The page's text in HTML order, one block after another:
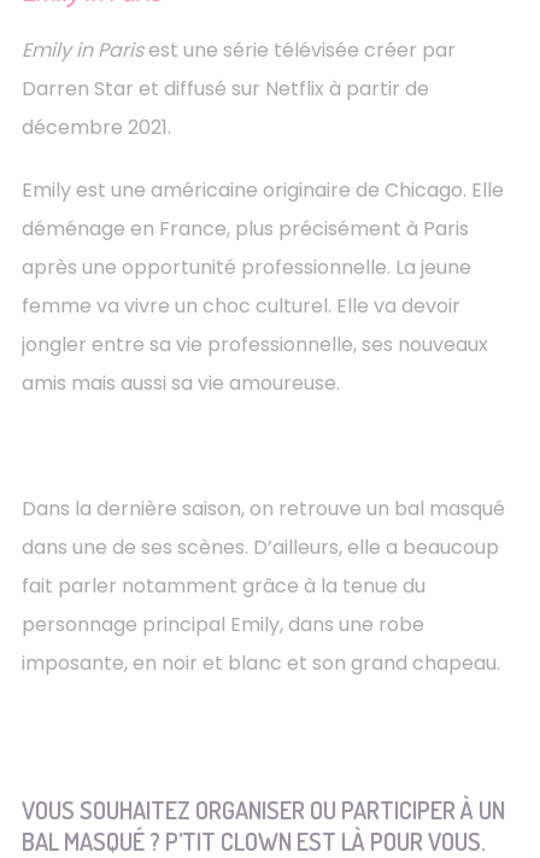
Emily in Parisest une série télévisée créer par
Darren Star et diffusé sur Netflix à partir de
décembre 2021.
Emily est une américaine originaire de Chicago. Elle
déménage en France, plus précisément à Paris
après une opportunité professionnelle. La jeune
femme va vivre un choc culturel. Elle va devoir
jongler entre sa vie professionnelle, ses nouveaux
amis mais aussi sa vie amoureuse.
Dans la dernière saison, on retrouve un bal masqué
dans une de ses scènes. D’ailleurs, elle a beaucoup
fait parler notamment grâce à la tenue du
personnage principal Emily, dans une robe
imposante, en noir et blanc et son grand chapeau.
VOUS SOUHAITEZ ORGANISER OU PARTICIPER À UN
BAL MASQUÉ ? P’TIT CLOWN EST LÀ POUR VOUS.